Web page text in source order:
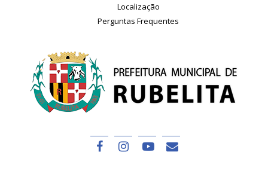
Localização
Perguntas Frequentes